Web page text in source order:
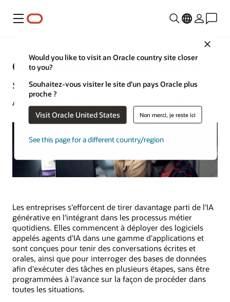
Menu
Would you like to visit an Oracle country site closer
to you?
Souhaitez-vous visiter le site d’un pays Oracle plus
proche ?
Visit Oracle United States Non merci, je reste ici
See this page for a different country/region
Comment créer un agent d'IA en
sept étapes
Aaron Ricadela | Rédacteur senior | 20 mars 2025
Les entreprises s'efforcent de tirer davantage parti de l'IA
générative en l'intégrant dans les processus métier
quotidiens. Elles commencent à déployer des logiciels
appelés agents d'IA dans une gamme d'applications et
sont conçues pour tenir des conversations écrites et
orales, ainsi que pour interroger des bases de données
afin d'exécuter des tâches en plusieurs étapes, sans être
programmées à l'avance sur la façon de procéder dans
toutes les situations.